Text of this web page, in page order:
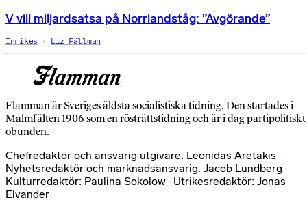
V vill miljardsatsa på Norrlandståg: ”Avgörande”
Inrikes Liz Fällman
Flamman är Sveriges äldsta socialistiska tidning. Den startades i
Malmfälten 1906 som en rösträttstidning och är i dag partipolitiskt
obunden.
Chefredaktör och ansvarig utgivare: Leonidas Aretakis ·
Nyhetsredaktör och marknadsansvarig: Jacob Lundberg ·
Kulturredaktör: Paulina Sokolow · Utrikesredaktör: Jonas
Elvander